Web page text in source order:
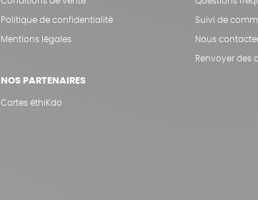
Politique de confidentialité
Mentions légales
NOS PARTENAIRES
Cartes éthiKdo
Suivi de
Nous
Renvoyer des